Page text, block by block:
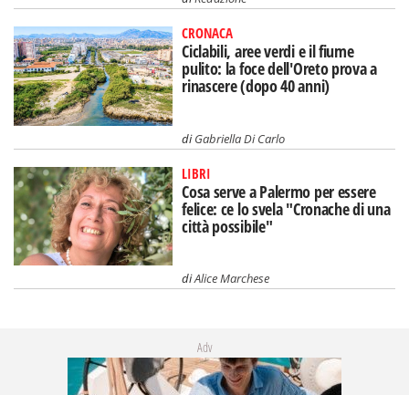
CRONACA
Ciclabili, aree verdi e il fiume
pulito: la foce dell'Oreto prova a
rinascere (dopo 40 anni)
diGabriella Di Carlo
LIBRI
Cosa serve a Palermo per essere
felice: ce lo svela "Cronache di una
città possibile"
diAlice Marchese
Adv